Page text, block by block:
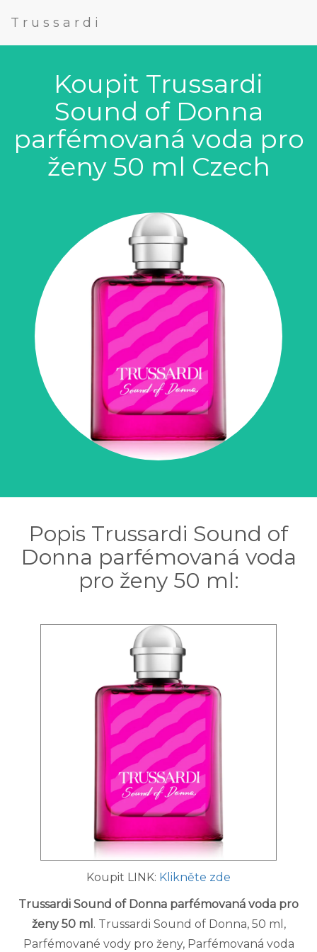
Trussardi
Koupit Trussardi
Sound of Donna
parfémovaná voda pro
ženy 50 ml Czech
Popis Trussardi Sound of
Donna parfémovaná voda
pro ženy 50 ml:
Koupit LINK: Klikněte zde
Trussardi Sound of Donna parfémovaná voda pro
ženy 50 ml . Trussardi Sound of Donna, 50 ml,
Parfémované vody pro ženy, Parfémovaná voda